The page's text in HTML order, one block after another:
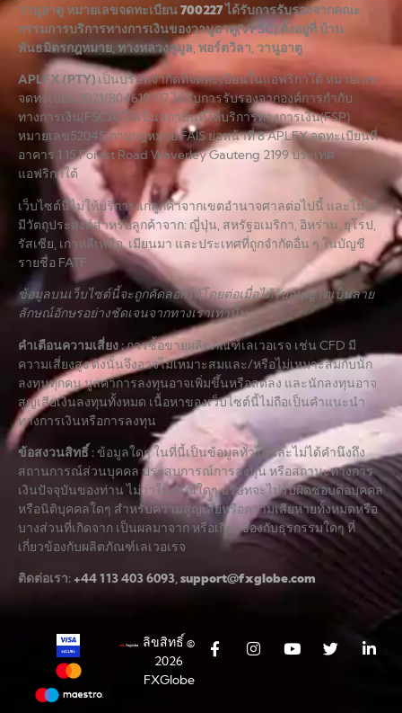
วานูอาตู หมายเลขจดทะเบียน700227ได้รับการรับรองจากคณะ
กรรมการบริการทางการเงินของวานูอาตู(VFSC) ตั้งอยู่ที่ บ้าน
พันธมิตรกฎหมาย, ทางหลวงคูมูล, พอร์ตวิลา, วานูอาตู
APLFX (PTY) เป็นบริษัทจำกัดที่จดทะเบียนในแอฟริกาใต้ หมายเลข
จดทะเบียน2021/804619/07 ได้รับการรับรองจากองค์การกำกับ
ทางการเงิน(FSCA) ให้เป็นสถาบันที่ให้บริการทางการเงิน(FSP)
หมายเลข52045 ตามกฎหมาย FAIS ย่อหน้าที่ 8 APLFX จดทะเบียนที่
อาคาร 1 15 Forest Road Waverley Gauteng 2199 ประเทศ
แอฟริกาใต้
เว็บไซต์นี้ไม่ให้บริการแก่ลูกค้าจากเขตอำนาจศาลต่อไปนี้ และไม่ได้
มีวัตถุประสงค์สำหรับลูกค้าจาก: ญี่ปุ่น, สหรัฐอเมริกา, อิหร่าน, ยุโรป,
รัสเซีย, เกาหลีเหนือ, เมียนมา และประเทศที่ถูกจำกัดอื่น ๆ ในบัญชี
รายชื่อ FATF
ข้อมูลบนเว็บไซต์นี้จะถูกคัดลอกได้โดยต่อเมื่อได้รับอนุญาตเป็นลาย
ลักษณ์อักษรอย่างชัดเจนจากทางเราเท่านั้น
คำเตือนความเสี่ยง:การซื้อขายผลิตภัณฑ์เลเวอเรจ เช่น CFD มี
ความเสี่ยงสูง ดังนั้นจึงอาจไม่เหมาะสมและ/หรือไม่เหมาะสมกับนัก
ลงทุนทุกคน มูลค่าการลงทุนอาจเพิ่มขึ้นหรือลดลง และนักลงทุนอาจ
สูญเสียเงินลงทุนทั้งหมด เนื้อหาของเว็บไซต์นี้ไม่ถือเป็นคำแนะนำ
ทางการเงินหรือการลงทุน
ข้อสงวนสิทธิ์ :ข้อมูลใดๆ ในที่นี้เป็นข้อมูลทั่วไปและไม่ได้คำนึงถึง
สถานการณ์ส่วนบุคคล ประสบการณ์การลงทุน หรือสถานะทางการ
เงินปัจจุบันของท่าน ไม่ว่าในกรณีใดๆ บริษัทจะไม่รับผิดชอบต่อบุคคล
หรือนิติบุคคลใดๆ สำหรับความสูญเสียหรือความเสียหายทั้งหมดหรือ
บางส่วนที่เกิดจาก เป็นผลมาจาก หรือเกี่ยวข้องกับธุรกรรมใดๆ ที่
เกี่ยวข้องกับผลิตภัณฑ์เลเวอเรจ
ติดต่อเรา: +44 113 403 6093,support@fxglobe.com
ลิขสิทธิ์ ©
2026
FXGlobe